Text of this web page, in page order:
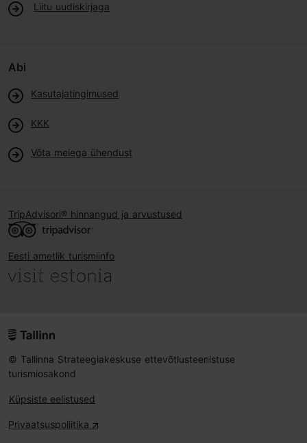
Liitu uudiskirjaga
Abi
Kasutajatingimused
KKK
Võta meiega ühendust
TripAdvisori® hinnangud ja arvustused
Eesti ametlik turismiinfo
© Tallinna Strateegiakeskuse ettevõtlusteenistuse
turismiosakond
Küpsiste eelistused
Privaatsuspoliitika